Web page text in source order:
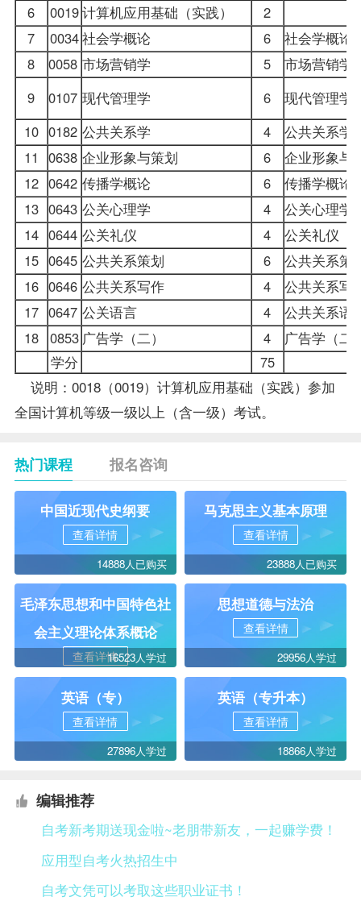
6
0019计算机应用基础（实践）
2
7
0034社会学概论 6
社会学概论
8
0058 市场营销学 5
市场营销学
9
0107 现代管理学 6
现代管理学
10 0182 公共关系学 4
公共关系学
11
0638 企业形象与策划 6
企业形象与
12 0642 传播学概论 6
传播学概论
13 0643 公关心理学 4
公关心理学
14 0644 公关礼仪 4
公关礼仪
15 0645 公共关系策划 6
公共关系策
16 0646 公共关系写作 4
公共关系写
17 0647 公关语言 4
公共关系语
18 0853 广告学（二） 4
广告学（二
学分
75
说明：0018（0019）计算机应用基础（实践）参加
全国计算机等级一级以上（含一级）考试。
热门课程 报名咨询
中国近现代史纲要
查看详情
14888人已购买
马克思主义基本原理
查看详情
23888人已购买
毛泽东思想和中国特色社
会主义理论体系概论
查看详情16523人学过
思想道德与法治
查看详情
29956人学过
英语（专）
查看详情
27896人学过
英语（专升本）
查看详情
18866人学过
编辑推荐
自考新考期送现金啦~老朋带新友，一起赚学费！
应用型自考火热招生中
自考文凭可以考取这些职业证书！